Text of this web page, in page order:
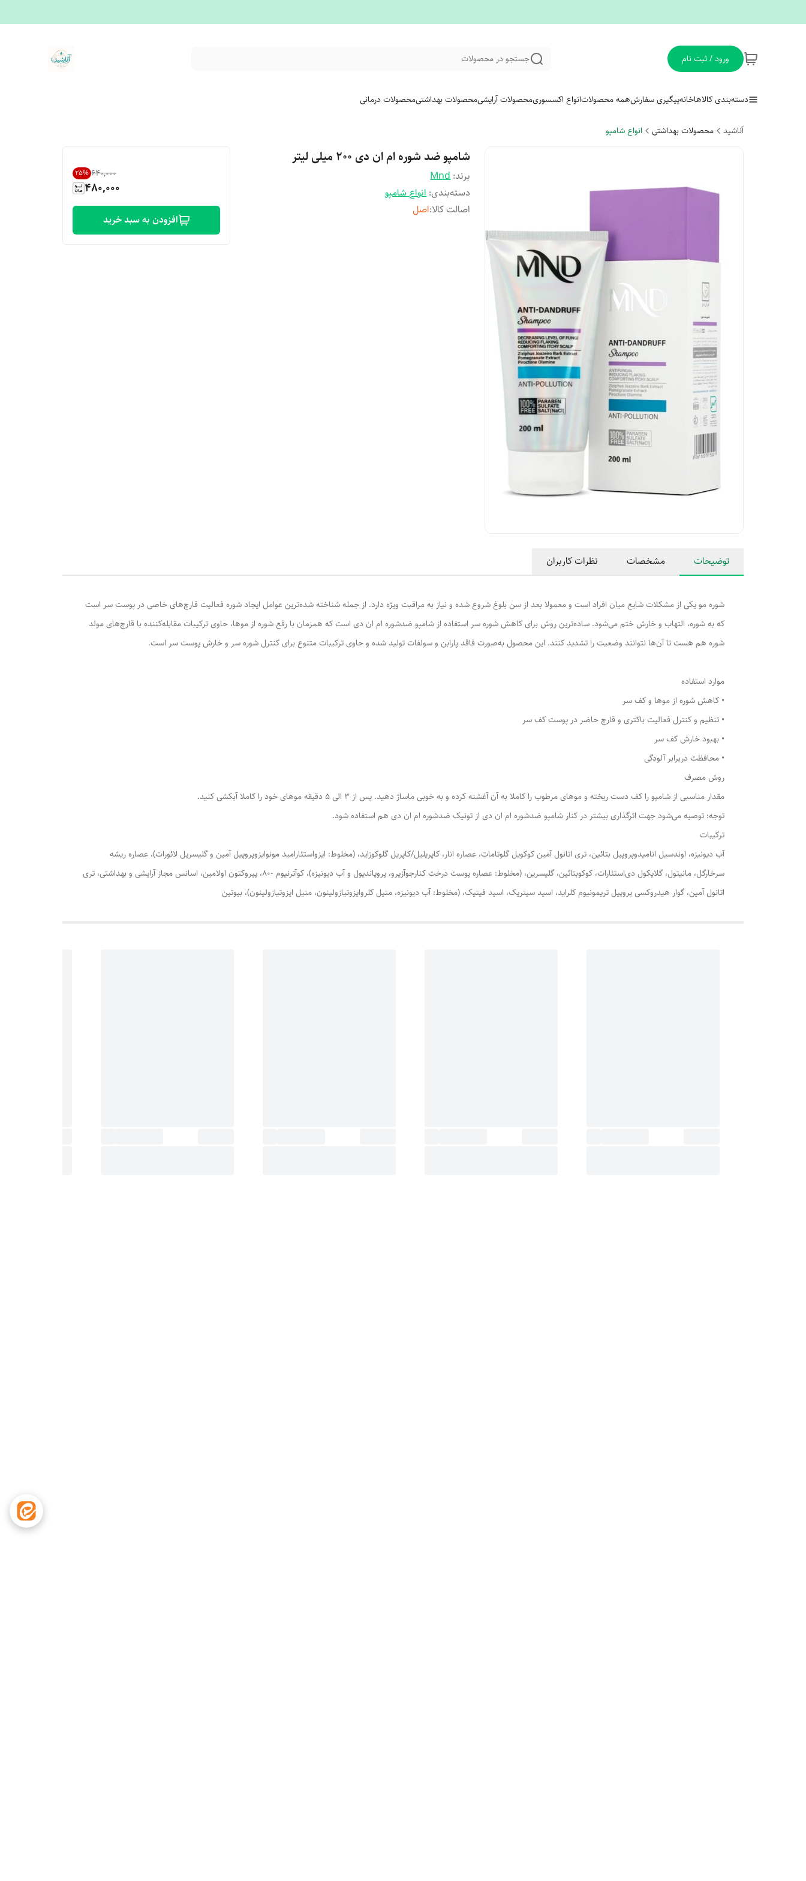
ورود / ثبت نام جستجو در محصولات
دسته‌بندی کالاهاخانهپیگیری سفارشهمه محصولاتانواع اکسسوریمحصولات آرایشیمحصولات بهداشتیمحصولات درمانی
آناشید محصولات بهداشتی انواع شامپو
شامپو ضد شوره ام ان دی ۲۰۰ میلی لیتر
برند:Mnd
دسته‌بندی:انواع شامپو
اصالت کالا:اصل
۶۴۰٬۰۰۰ 25%
480,000
افزودن به سبد خرید
توضیحات مشخصات نظرات کاربران
شوره مو یکی از مشکلات شایع میان افراد است و معمولا بعد از سن بلوغ شروع شده و نیاز به مراقبت ویژه دارد. از جمله شناخته شده‌ترین عوامل ایجاد شوره فعالیت قارچ‌های خاصی در پوست سر است
که به شوره، التهاب و خارش ختم می‌شود. ساده‌ترین روش برای کاهش شوره سر استفاده از شامپو ضدشوره ام ان دی است که همزمان با رفع شوره از موها، حاوی ترکیبات مقابله‌کننده با قارچ‌های مولد
شوره هم هست تا آن‌ها نتوانند وضعیت را تشدید کنند. این محصول به‌صورت فاقد پارابن و سولفات تولید شده و حاوی ترکیبات متنوع برای کنترل شوره سر و خارش پوست سر است.
موارد استفاده
• کاهش شوره از موها و کف سر
• تنظیم و کنترل فعالیت باکتری و قارچ حاضر در پوست کف سر
• بهبود خارش کف سر
• محافظت دربرابر آلودگی
روش مصرف
مقدار مناسبی از شامپو را کف دست ریخته و موهای مرطوب را کاملا به آن آغشته کرده و به خوبی ماساژ دهید. پس از 3 الی 5 دقیقه موهای خود را کاملا آبکشی کنید.
توجه: توصیه می‌شود جهت اثرگذاری بیشتر در کنار شامپو ضدشوره ام ان دی از تونیک ضدشوره ام ان دی هم استفاده شود.
ترکیبات
آب دیونیزه، اوندسیل انامیدوپروپیل بتائین، تری اتانول آمین کوکویل گلوتامات، عصاره انار، کاپریلیل/کاپریل گلوکوزاید، (مخلوط: ایزواستئارامید مونوایزوپروپیل آمین و گلیسریل لائورات)، عصاره ریشه
سرخارگل، مانیتول، گلایکول دی‌استئارات، کوکوبتائین، گلیسرین، (مخلوط: عصاره پوست درخت کنارجوآزیرو، پروپاندیول و آب دیونیزه)، کوآترنیوم -80، پیروکتون اولامین، اسانس مجاز آرایشی و بهداشتی، تری
اتانول آمین، گوار هیدروکسی پروپیل تریمونیوم کلراید، اسید سیتریک، اسید فیتیک، (مخلوط: آب دیونیزه، متیل کلروایزوتیازولینون، متیل ایزوتیازولینون)، بیوتین